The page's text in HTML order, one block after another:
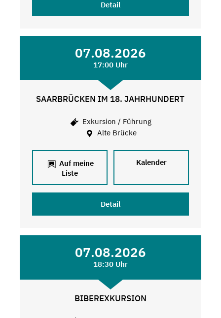
Detail
07.08.2026
17:00 Uhr
SAARBRÜCKEN IM 18. JAHRHUNDERT
Exkursion / Führung
Alte Brücke
Auf meine
Liste
Kalender
Detail
07.08.2026
18:30 Uhr
BIBEREXKURSION